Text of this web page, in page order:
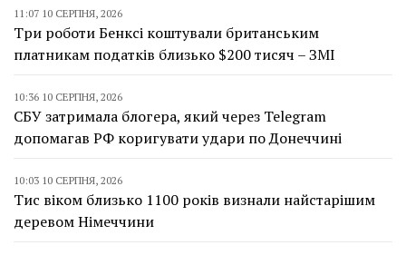
11:07 10 СЕРПНЯ, 2026
Три роботи Бенксі коштували британським
платникам податків близько $200 тисяч – ЗМІ
10:36 10 СЕРПНЯ, 2026
СБУ затримала блогера, який через Telegram
допомагав РФ коригувати удари по Донеччині
10:03 10 СЕРПНЯ, 2026
Тис віком близько 1100 років визнали найстарішим
деревом Німеччини